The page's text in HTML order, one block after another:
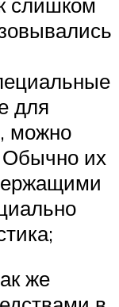
для
можно
Обычно их
же